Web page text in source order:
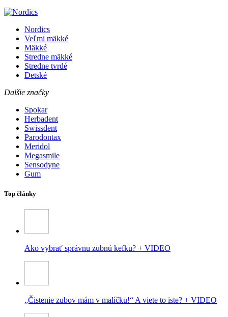
Nordics
Veľmi mäkké
Mäkké
Stredne mäkké
Stredne tvrdé
Detské
Dalšie značky
Spokar
Herbadent
Swissdent
Parodontax
Meridol
Megasmile
Sensodyne
Gum
Top články
Ako vybrať správnu zubnú kefku? + VIDEO
„Čistenie zubov mám v malíčku!“ A viete to iste? + VIDEO